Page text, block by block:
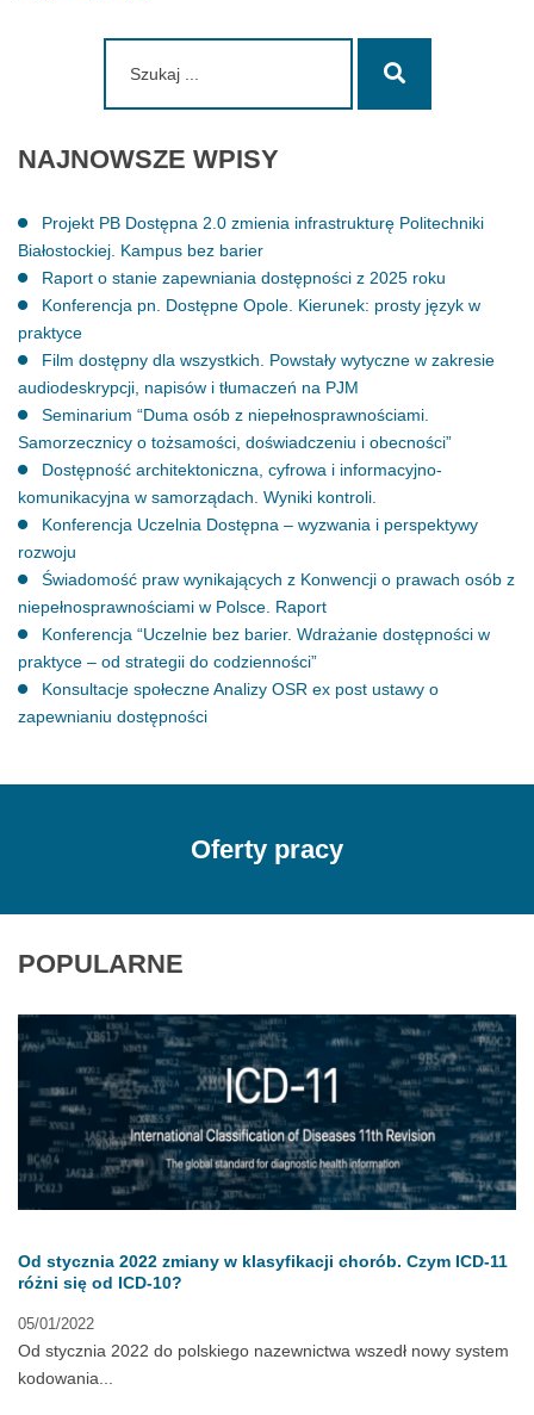
NAJNOWSZE WPISY
Projekt PB Dostępna 2.0 zmienia infrastrukturę Politechniki
Białostockiej. Kampus bez barier
Raport o stanie zapewniania dostępności z 2025 roku
Konferencja pn. Dostępne Opole. Kierunek: prosty język w
praktyce
Film dostępny dla wszystkich. Powstały wytyczne w zakresie
audiodeskrypcji, napisów i tłumaczeń na PJM
Seminarium “Duma osób z niepełnosprawnościami.
Samorzecznicy o tożsamości, doświadczeniu i obecności”
Dostępność architektoniczna, cyfrowa i informacyjno-
komunikacyjna w samorządach. Wyniki kontroli.
Konferencja Uczelnia Dostępna – wyzwania i perspektywy
rozwoju
Świadomość praw wynikających z Konwencji o prawach osób z
niepełnosprawnościami w Polsce. Raport
Konferencja “Uczelnie bez barier. Wdrażanie dostępności w
praktyce – od strategii do codzienności”
Konsultacje społeczne Analizy OSR ex post ustawy o
zapewnianiu dostępności
Oferty pracy
POPULARNE
Od stycznia 2022 zmiany w klasyfikacji chorób. Czym ICD-11
różni się od ICD-10?
05/01/2022
Od stycznia 2022 do polskiego nazewnictwa wszedł nowy system
kodowania...